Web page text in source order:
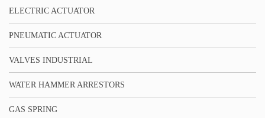
ELECTRIC ACTUATOR
PNEUMATIC ACTUATOR
VALVES INDUSTRIAL
WATER HAMMER ARRESTORS
GAS SPRING